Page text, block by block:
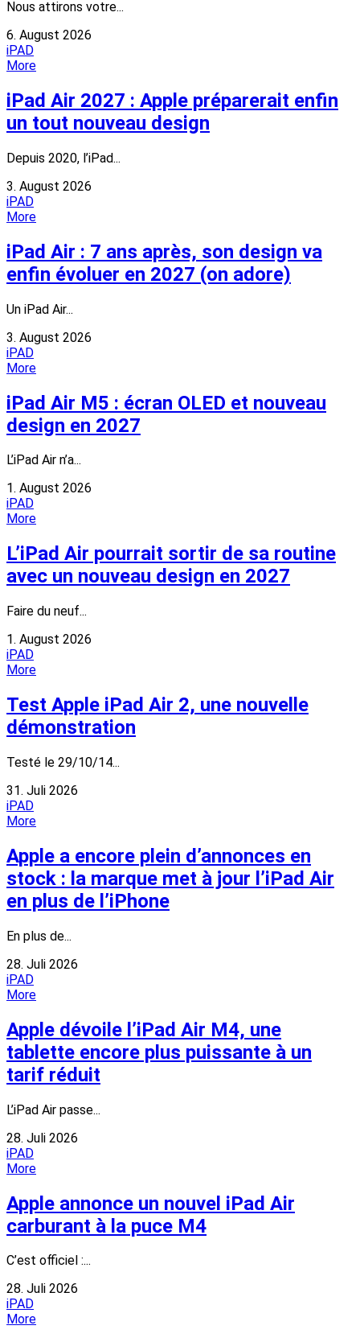
Nous attirons votre...
6. August 2026
iPAD
More
iPad Air 2027 : Apple préparerait enfin
un tout nouveau design
Depuis 2020, l’iPad...
3. August 2026
iPAD
More
iPad Air : 7 ans après, son design va
enfin évoluer en 2027 (on adore)
Un iPad Air...
3. August 2026
iPAD
More
iPad Air M5 : écran OLED et nouveau
design en 2027
L’iPad Air n’a...
1. August 2026
iPAD
More
L’iPad Air pourrait sortir de sa routine
avec un nouveau design en 2027
Faire du neuf...
1. August 2026
iPAD
More
Test Apple iPad Air 2, une nouvelle
démonstration
Testé le 29/10/14...
31. Juli 2026
iPAD
More
Apple a encore plein d’annonces en
stock : la marque met à jour l’iPad Air
en plus de l’iPhone
En plus de...
28. Juli 2026
iPAD
More
Apple dévoile l’iPad Air M4, une
tablette encore plus puissante à un
tarif réduit
L’iPad Air passe...
28. Juli 2026
iPAD
More
Apple annonce un nouvel iPad Air
carburant à la puce M4
C’est officiel :...
28. Juli 2026
iPAD
More